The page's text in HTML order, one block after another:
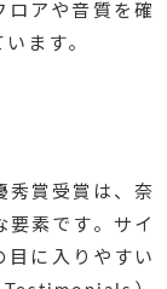
ロアや音質を確
ます。
賞受賞は、奈
素です。サイ
目に入りやすい